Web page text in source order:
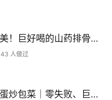
鲜香味美！巨好喝的山药排骨汤！！
43 人做过
粉丝鸡蛋炒包菜｜零失败、巨下饭